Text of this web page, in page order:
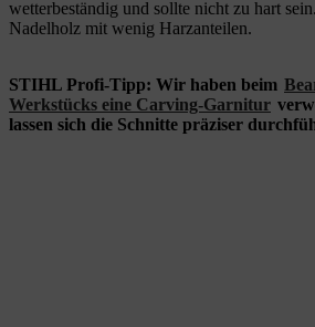
wetterbeständig und sollte nicht zu hart
Nadelholz mit wenig Harzanteilen.
STIHL Profi-Tipp: Wir haben beim
Werkstücks eine Carving-Garnitur
lassen sich die Schnitte präziser